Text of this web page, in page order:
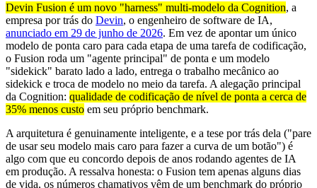
Devin Fusion é um novo "harness" multi-modelo da Cognition, a
empresa por trás do Devin, o engenheiro de software de IA,
anunciado em 29 de junho de 2026. Em vez de apontar um único
modelo de ponta caro para cada etapa de uma tarefa de codificação,
o Fusion roda um "agente principal" de ponta e um modelo
"sidekick" barato lado a lado, entrega o trabalho mecânico ao
sidekick e troca de modelo no meio da tarefa. A alegação principal
da Cognition: qualidade de codificação de nível de ponta a cerca de
35% menos custo em seu próprio benchmark.
A arquitetura é genuinamente inteligente, e a tese por trás dela ("pare
de usar seu modelo mais caro para fazer a curva de um botão") é
algo com que eu concordo depois de anos rodando agentes de IA
em produção. A ressalva honesta: o Fusion tem apenas alguns dias
de vida, os números chamativos vêm de um benchmark do próprio